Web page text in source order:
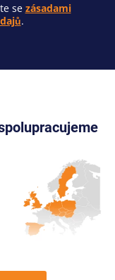
se zásadami
.